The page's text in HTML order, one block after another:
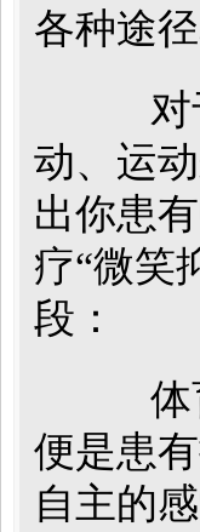
各种途
对于
动、运
出你患
疗“微笑
段：
体育
便是患
自主的